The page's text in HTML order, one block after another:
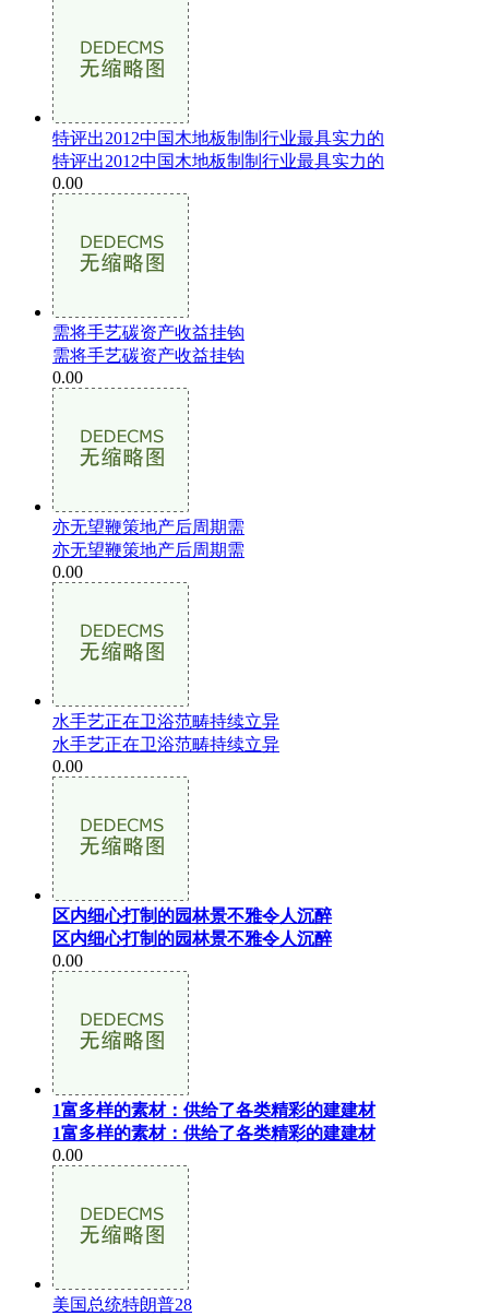
特评出2012中国木地板制制行业最具实力的
特评出2012中国木地板制制行业最具实力的
0.00
需将手艺碳资产收益挂钩
需将手艺碳资产收益挂钩
0.00
亦无望鞭策地产后周期需
亦无望鞭策地产后周期需
0.00
水手艺正在卫浴范畴持续立异
水手艺正在卫浴范畴持续立异
0.00
区内细心打制的园林景不雅令人沉醉
区内细心打制的园林景不雅令人沉醉
0.00
1富多样的素材：供给了各类精彩的建建材
1富多样的素材：供给了各类精彩的建建材
0.00
美国总统特朗普28